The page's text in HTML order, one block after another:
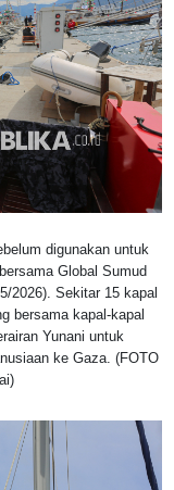
digunakan untuk
Global Sumud
2026). Sekitar 15 kapal
bersama kapal-kapal
Yunani untuk
ke Gaza. (FOTO